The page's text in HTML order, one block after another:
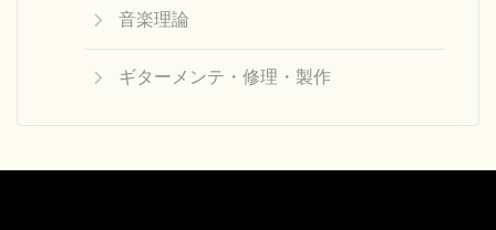
音楽理論
ギターメンテ・修理・製作